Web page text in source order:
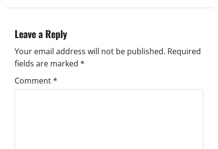
a
v
i
g
Leave a Reply
Your email address will not be published. Required
fields are marked *
Comment*